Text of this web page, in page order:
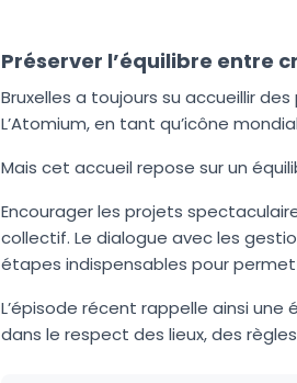
Préserver l’équilibre entre
Bruxelles a toujours su accueillir
L’Atomium, en tant qu’icône
Mais cet accueil repose sur un
Encourager les projets
collectif. Le dialogue avec les
étapes indispensables pour
L’épisode récent rappelle ainsi une
dans le respect des lieux, des